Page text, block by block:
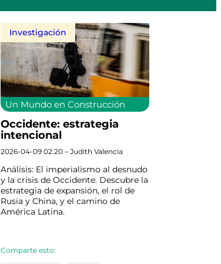
Investigación
Un Mundo en Construcción
Occidente: estrategia
intencional
2026-04-09 02:20 – Judith Valencia
Análisis: El imperialismo al desnudo
y la crisis de Occidente. Descubre la
estrategia de expansión, el rol de
Rusia y China, y el camino de
América Latina.
Comparte esto: